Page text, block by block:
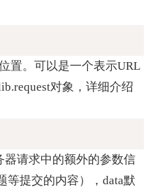
对象，详细介绍
器请求中的额外的参数信
等提交的内容），data默